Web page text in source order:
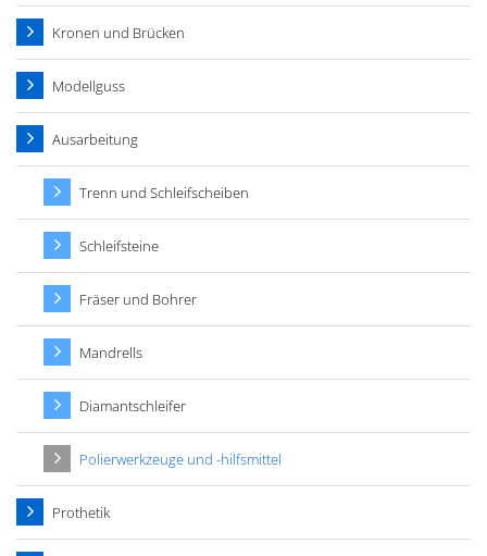
Kronen und Brücken
Modellguss
Ausarbeitung
Trenn und Schleifscheiben
Schleifsteine
Fräser und Bohrer
Mandrells
Diamantschleifer
Polierwerkzeuge und -hilfsmittel
Prothetik